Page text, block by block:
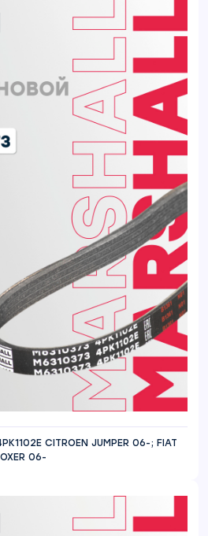
CITROEN JUMPER 06-; FIAT
06-